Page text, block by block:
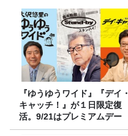
『ゆうゆうワイド』『デイ・
キャッチ！』が１日限定復
活。9/21はプレミアムデー